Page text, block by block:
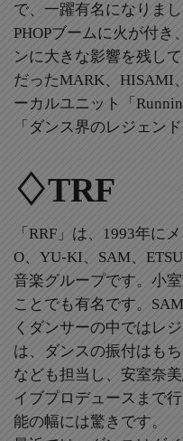
で、一躍有名になりま
PHOPブームに火が付
ンに大きな影響を残し
だったMARK、HISAMI
ーカルユニット「
「ダンス界のレジェン
♢TRF
「RRF」は、1993年に
O、YU-KI、SAM、
音楽グループです。小
ことでも有名です。
くダンサーの中ではレ
は、ダンスの振付はも
なども担当し、安室奈
イブプロデュースまで
能の幅には驚きです。